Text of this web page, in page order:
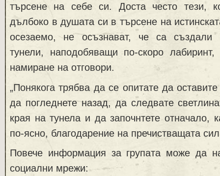
търсене на себе си. Доста често тези,
дълбоко в душата си в търсене на
осезаемо, не осъзнават, че са създали
тунели, наподобяващи по-скоро лабиринт,
намиране на отговори.
„Понякога трябва да се опитате да
да погледнете назад, да следвате
края на тунела и да започнтете отначало,
по-ясно, благодарение на пречистващата
Повече информация за групата може да
социални мрежи: